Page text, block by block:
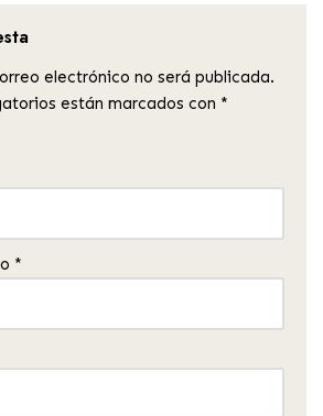
electrónico no será publicada.
están marcados con *
*